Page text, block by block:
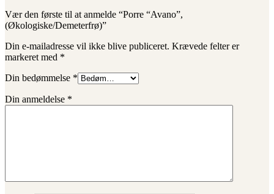
Vær den første til at anmelde “Porre “Avano”,
(Økologiske/Demeterfrø)”
Din e-mailadresse vil ikke blive publiceret. Krævede felter er
markeret med *
Din bedømmelse *
Din anmeldelse *